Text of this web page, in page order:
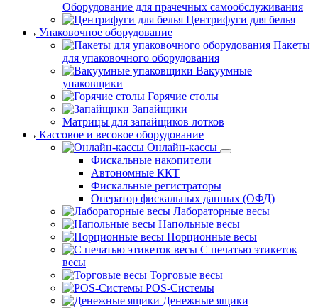
Оборудование для прачечных самообслуживания
Центрифуги для белья
Упаковочное оборудование
Пакеты
для упаковочного оборудования
Вакуумные
упаковщики
Горячие столы
Запайщики
Матрицы для запайщиков лотков
Кассовое и весовое оборудование
Онлайн-кассы
Фискальные накопители
Автономные ККТ
Фискальные регистраторы
Оператор фискальных данных (ОФД)
Лабораторные весы
Напольные весы
Порционные весы
С печатью этикеток
весы
Торговые весы
POS-Системы
Денежные ящики